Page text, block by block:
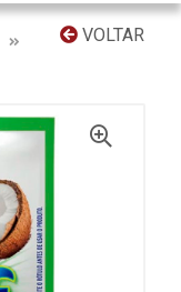
VOLTAR